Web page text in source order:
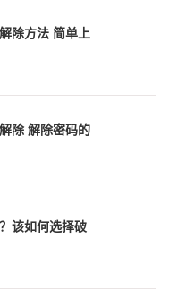
除方法 简单上
除 解除密码的
该如何选择破